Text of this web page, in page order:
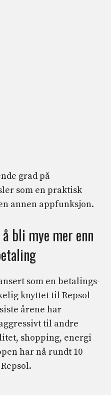
grad på
som en praktisk
annen appfunksjon.
bli mye mer enn
som en betalings-
knyttet til Repsol
årene har
til andre
shopping, energi
har nå rundt 10